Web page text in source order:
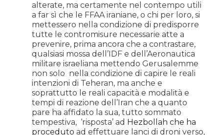
alterate, ma certamente nel contempo utili
a far sì che le FFAA iraniane, o chi per loro, si
mettessero nella condizione di predisporre
tutte le contromisure necessarie atte a
prevenire, prima ancora che a contrastare,
qualsiasi mossa dell’IDF e dell’Aeronautica
militare israeliana mettendo Gerusalemme
non solo nella condizione di capire le reali
intenzioni di Teheran, ma anche e
soprattutto le reali capacità e modalità e
tempi di reazione dell’Iran che a quanto
pare ha affidato la sua, tutto sommato
tempestiva, ‘risposta’ ad Hezbollah che ha
proceduto ad effettuare lanci di droni verso,